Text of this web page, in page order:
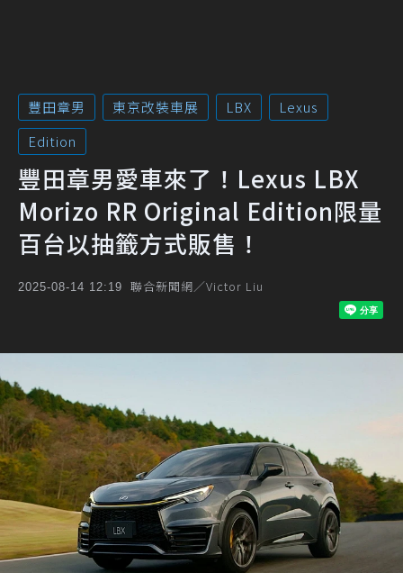
豐田章男 東京改裝車展 LBX
Lexus
Edition
豐田章男愛車來了！Lexus LBX
Morizo RR Original Edition限量
百台以抽籤方式販售！
2025-08-14 12:19 聯合新聞網／Victor Liu